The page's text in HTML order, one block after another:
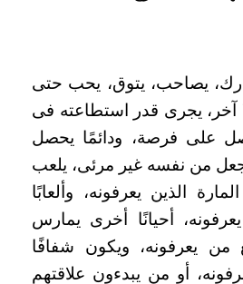
يصاحب، يتوق، يحب حتى
آخر، يجرى قدر استطاعته فى
على فرصة، ودائمًا يحصل
يجعل من نفسه غير مرئى، يلعب
الذين يعرفونه، وألعابًا
أحيانًا أخرى يمارس
من يعرفونه، ويكون شفافًا
أو من يبدءون علاقتهم